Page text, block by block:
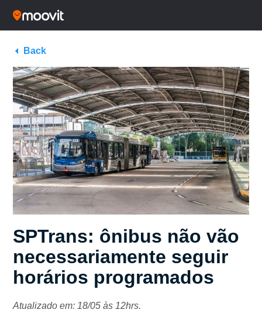
Back
SPTrans: ônibus não vão
necessariamente seguir
horários programados
Atualizado em: 18/05 às 12hrs.